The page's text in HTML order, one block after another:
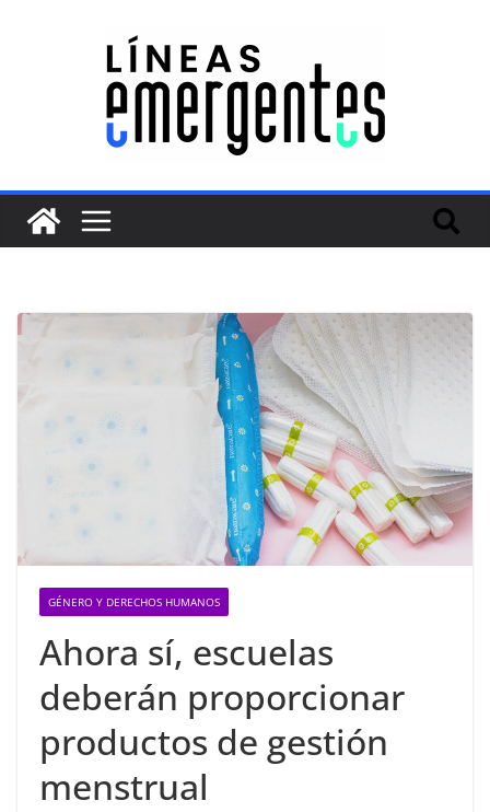
GÉNERO Y DERECHOS HUMANOS
Ahora sí, escuelas
deberán proporcionar
productos de gestión
menstrual